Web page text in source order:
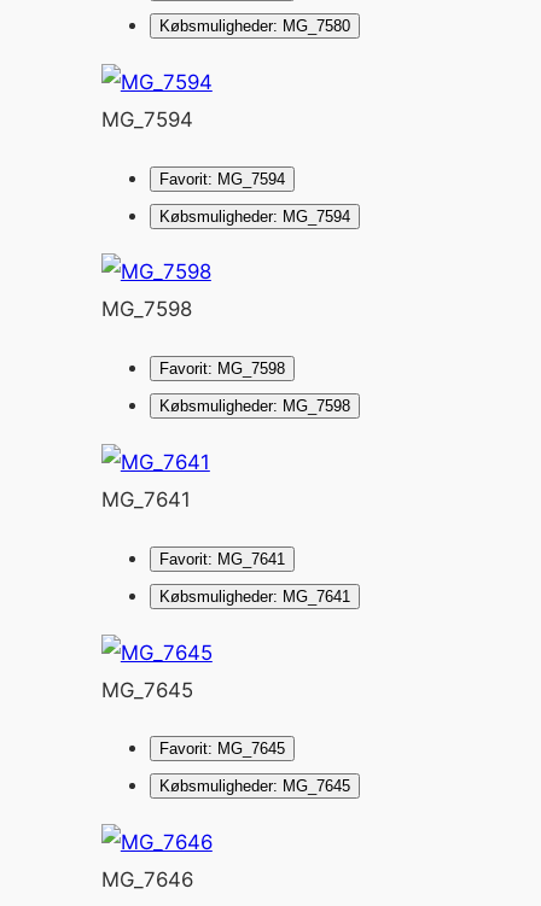
Købsmuligheder: MG_7580
MG_7594
Favorit: MG_7594
Købsmuligheder: MG_7594
MG_7598
Favorit: MG_7598
Købsmuligheder: MG_7598
MG_7641
Favorit: MG_7641
Købsmuligheder: MG_7641
MG_7645
Favorit: MG_7645
Købsmuligheder: MG_7645
MG_7646